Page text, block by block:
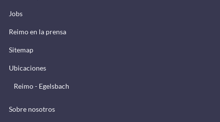
Jobs
Reimo en la prensa
Sitemap
Ubicaciones
Reimo - Egelsbach
Sobre nosotros